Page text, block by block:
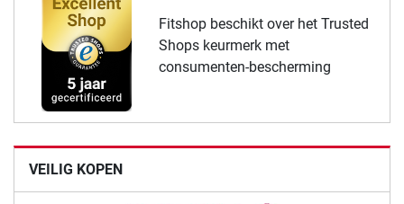
Fitshop beschikt over het Trusted
Shops keurmerk met
consumenten-bescherming
VEILIG KOPEN